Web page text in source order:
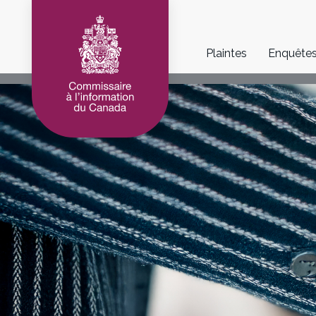
Main
navigation
Plaintes Enquêtes